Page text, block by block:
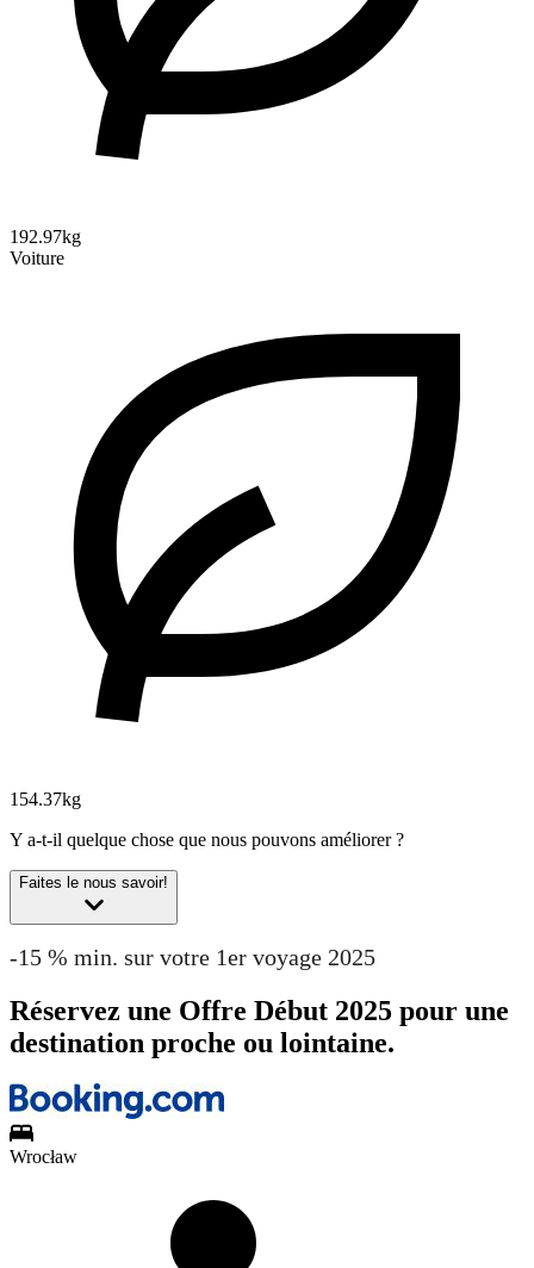
192.97kg
Voiture
154.37kg
Y a-t-il quelque chose que nous pouvons améliorer ?
Faites le nous savoir!
-15 % min. sur votre 1er voyage 2025
Réservez une Offre Début 2025 pour une
destination proche ou lointaine.
Wrocław